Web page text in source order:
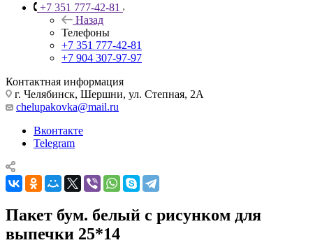
+7 351 777-42-81
Назад
Телефоны
+7 351 777-42-81
+7 904 307-97-97
Контактная информация
г. Челябинск, Шершни, ул. Степная, 2А
chelupakovka@mail.ru
Вконтакте
Telegram
Пакет бум. белый с рисунком для
выпечки 25*14